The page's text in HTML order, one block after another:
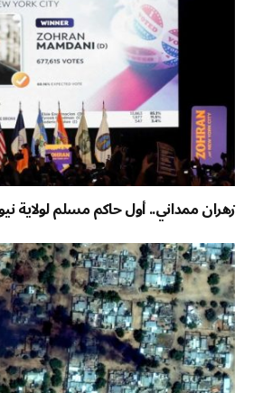
زهران ممداني.. أول حاكم مسلم لولاية